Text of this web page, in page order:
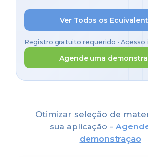
Ver Todos os
Registro gratuito requerido • Acesso
Agende uma
Otimizar seleção de
sua aplicação -
demonstração